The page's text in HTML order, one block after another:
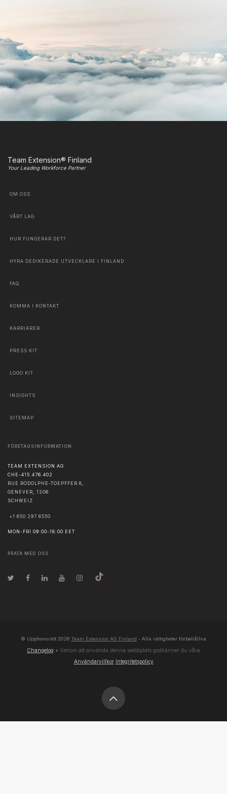
Team Extension® Finland
Your Leading Workforce Partner
OM OSS
VÅRT LAG
HUR FUNGERAR DET?
HYRA DEDIKERADE UTVECKLARE I FINLAND
FAQ
KOMMA I KONTAKT
KARRIÄRER
PRESS KIT
LOGO KIT
INSIGHTS
SITEMAP
FÖRETAGSINFORMATION
TEAM EXTENSION AG
CHE-415.476.402
RUE RODOLPHE-TOEPFFER 8,
GENEVER, 1206
SCHWEIZ
+1 650 297 6550
MON-FRI 09:00-18:00 EET
PRATA MED OSS
© Upphovsrätt 2026 Team Extension AG Finland - Alla rättigheter förbehållna
Changelog ● Genom att använda denna webbplats godkänner du våra
Användarvillkor Integritetspolicy